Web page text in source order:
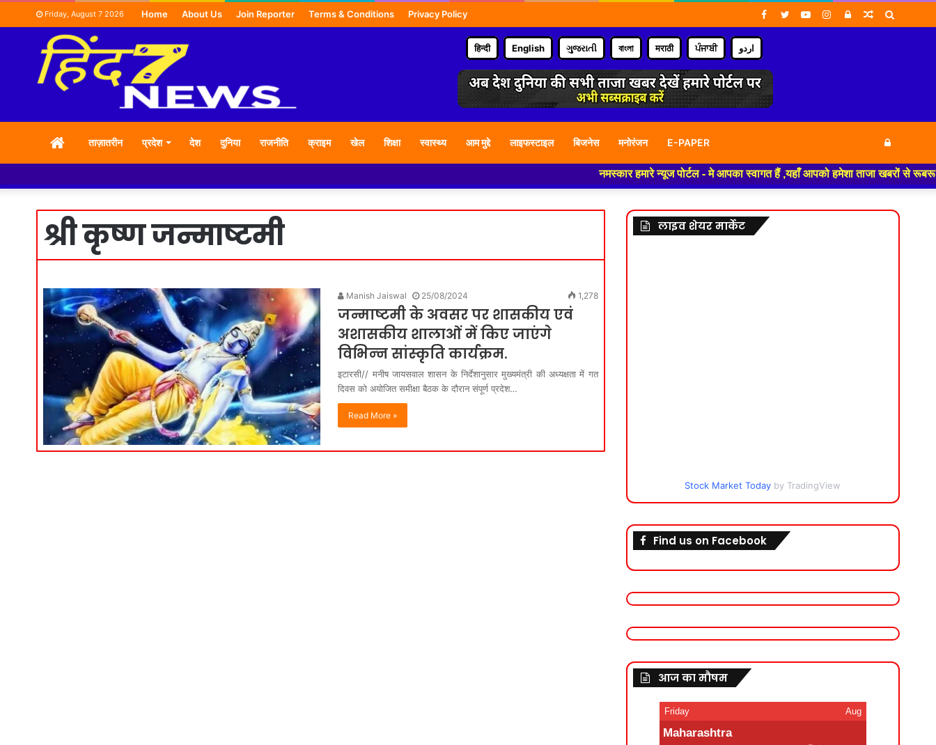
Friday, August 7 2026 Home About Us Join Reporter Terms & Conditions Privacy Policy Random
Log
Instagram
YouTube
Twitter
Facebook
हिन्दी English ગુજરાતી বাংলা मराठी ਪੰਜਾਬੀ اردو
HOMEताज़ातरीन प्रदेश देश दुनिया राजनीति क्राइम खेल शिक्षा स्वास्थ्य आम मुद्दे लाइफस्टाइल बिजनेस मनोरंजन E-PAPER Log
In
नमस्कार हमारे न्यूज पोर्टल - मे आपका स्वागत हैं ,यहाँ आपको हमेशा ताजा खबरों से रूबरू
श्री कृष्ण जन्माष्टमी
Manish Jaiswal 25/08/2024 1,278
जन्माष्टमी के अवसर पर शासकीय एवं
अशासकीय शालाओं में किए जाएंगे
विभिन्‍न सांस्‍कृति कार्यक्रम.
इटारसी// मनीष जायसवाल शासन के निर्देशानुसार मुख्यमंत्री की अध्यक्षता में गत
दिवस को अयोजित समीक्षा बैठक के दौरान संपूर्ण प्रदेश…
Read More »
लाइव शेयर मार्केट
Stock Market Today by TradingView
Find us on Facebook
आज का मौषम
Friday Aug
Maharashtra